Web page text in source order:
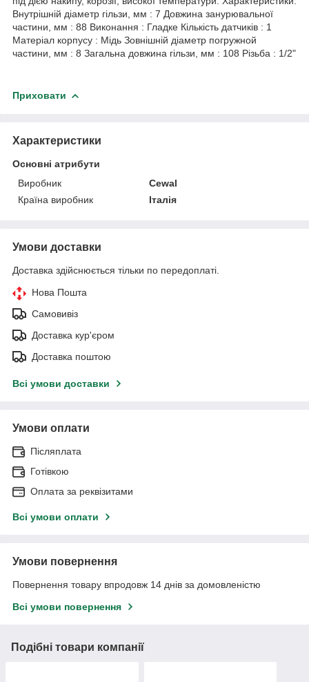
Внутрішній діаметр гільзи, мм : 7 Довжина занурювальної
частини, мм : 88 Виконання : Гладке Кількість датчиків : 1
Матеріал корпусу : Мідь Зовнішній діаметр погружной
частини, мм : 8 Загальна довжина гільзи, мм : 108 Різьба : 1/2"
Приховати
Характеристики
Основні атрибути
Виробник
Cewal
Країна виробник
Італія
Умови доставки
Доставка здійснюється тільки по передоплаті.
Нова Пошта
Самовивіз
Доставка кур'єром
Доставка поштою
Всі умови доставки
Умови оплати
Післяплата
Готівкою
Оплата за реквізитами
Всі умови оплати
Умови повернення
Повернення товару впродовж 14 днів за домовленістю
Всі умови повернення
Подібні товари компанії